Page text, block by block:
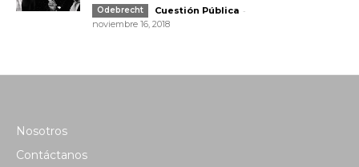
Odebrecht Cuestión Pública -
noviembre 16, 2018
Nosotros
Contáctanos